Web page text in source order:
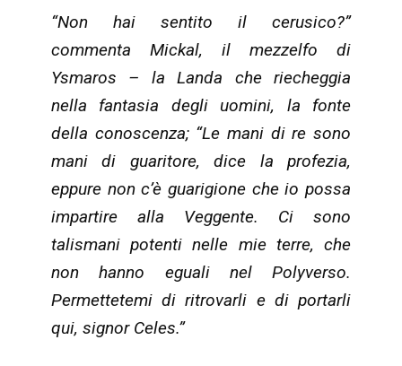
“Non hai sentito il cerusico?”
commenta Mickal, il mezzelfo di
Ysmaros – la Landa che riecheggia
nella fantasia degli uomini, la fonte
della conoscenza; “Le mani di re sono
mani di guaritore, dice la profezia,
eppure non c’è guarigione che io possa
impartire alla Veggente. Ci sono
talismani potenti nelle mie terre, che
non hanno eguali nel Polyverso.
Permettetemi di ritrovarli e di portarli
qui, signor Celes.”